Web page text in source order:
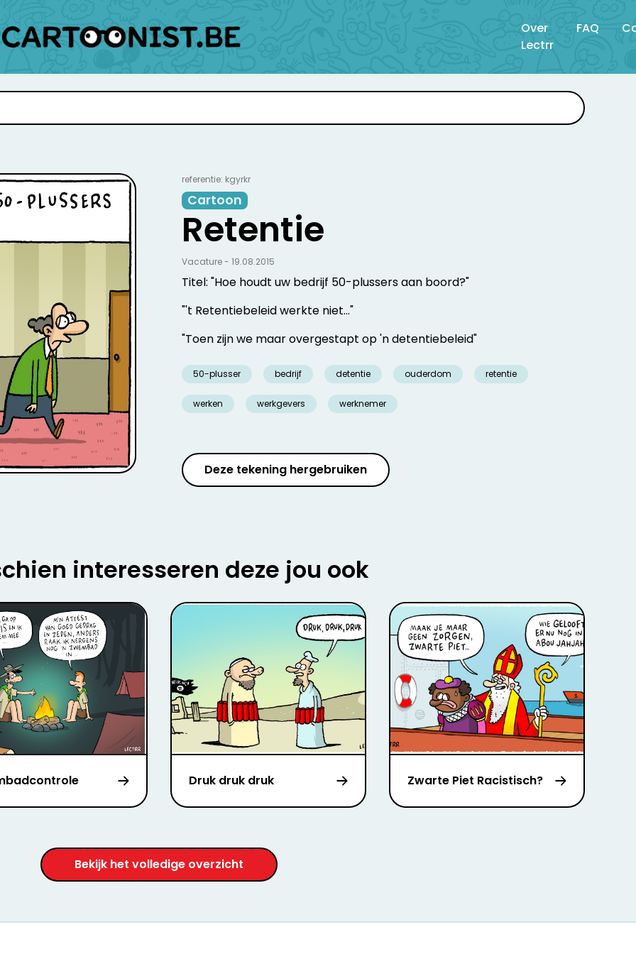
Over
Lectrr
FAQ
referentie: kgyrkr
Cartoon
Retentie
Titel: "Hoe houdt uw bedrijf 50-plussers aan boord?"
"'t Retentiebeleid werkte niet…"
"Toen zijn we maar overgestapt op 'n detentiebeleid"
50-plusser bedrijf detentie ouderdom retentie
werken werkgevers werknemer
Vacature - 19.08.2015
Deze tekening hergebruiken
interesseren deze jou ook
Druk druk druk Zwarte Piet Racistisch?
Bekijk het volledige overzicht